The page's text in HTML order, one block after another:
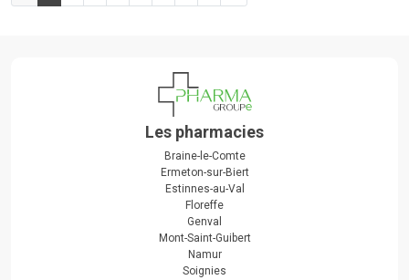
Les pharmacies
Braine-le-Comte
Ermeton-sur-Biert
Estinnes-au-Val
Floreffe
Genval
Mont-Saint-Guibert
Namur
Soignies